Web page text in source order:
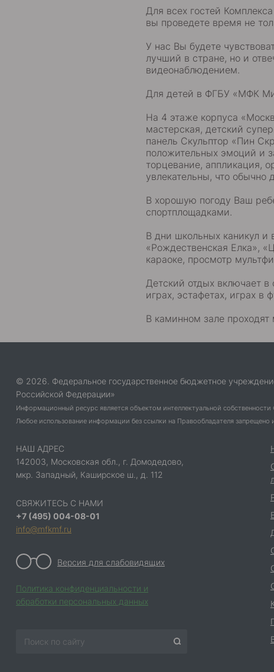
Для всех гостей
вы проведете время не
У нас Вы будете
лучший в стране, но и
видеонаблюдением.
Для детей в ФГБУ «МФК
На 4 этаже корпуса
мастерская, детский
панель Скульптор «Пин
положительных эмоций и
торцевание, аппликация,
увлекательны, что
В хорошую погоду Ваш
спортплощадками.
В дни школьных каникул и
«Рождественская Елка»,
караоке, просмотр
Детский отдых включает
играх, эстафетах, играх в
В каминном зале
© 2026. Федеральное государственное бюджетное
Российской Федерации»
Информационный ресурс является объектом интеллектуальной
Любое использование информации без ссылки на Правообладателя запрещено
НАШ АДРЕС
142003, Московская обл., г. Домодедово,
мкр. Западный, Каширское ш., д. 112
СВЯЖИТЕСЬ С НАМИ
+7 (495) 004-08-01
info@mfkmf.ru
Версия для слабовидящих
Политика конфиденциальности и
обработки персональных данных